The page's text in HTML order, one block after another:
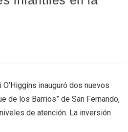
inauguró dos nuevos
de los Barrios” de San Fernando,
de atención. La inversión